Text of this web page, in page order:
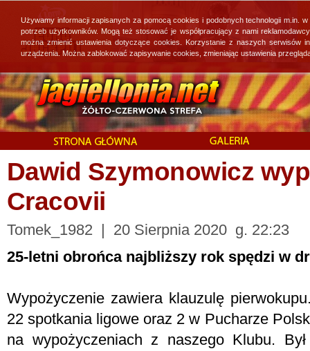
Dawid Szymonowicz
Cracovii
Tomek_1982 | 20 Sierpnia 2020 g. 22:23
25-letni obrońca najbliższy rok spędzi w
Wypożyczenie zawiera klauzulę
22 spotkania ligowe oraz 2 w Pucharze
na wypożyczeniach z naszego Klubu.
Używamy informacji zapisanych za pomocą cookies i podobnych technologii
potrzeb użytkowników. Mogą też stosować je współpracujący z nami
można zmienić ustawienia dotyczące cookies. Korzystanie z naszych
urządzenia. Można zablokować zapisywanie cookies, zmieniając ustawienia